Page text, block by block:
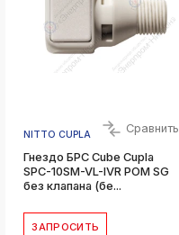
NITTO CUPLA Сравнить
Гнездо БРС Cube Cupla
SPC-10SM-VL-IVR POM SG
без клапана (бе...
ЗАПРОСИТЬ